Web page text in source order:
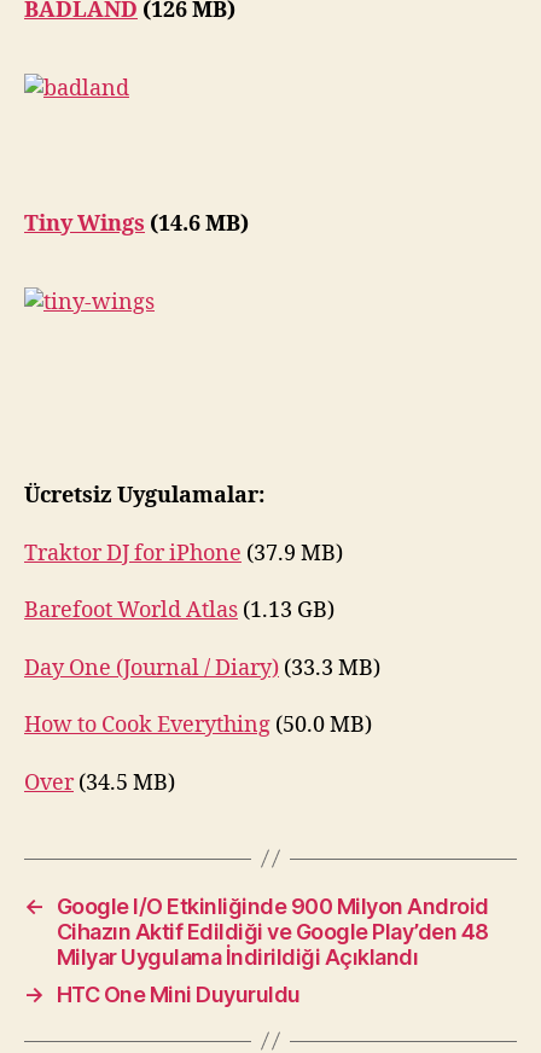
BADLAND (126 MB)
Tiny Wings (14.6 MB)
Ücretsiz Uygulamalar:
Traktor DJ for iPhone (37.9 MB)
Barefoot World Atlas (1.13 GB)
Day One (Journal / Diary) (33.3 MB)
How to Cook Everything (50.0 MB)
Over(34.5 MB)
←
Google I/O Etkinliğinde 900 Milyon Android
Cihazın Aktif Edildiği ve Google Play’den 48
Milyar Uygulama İndirildiği Açıklandı
→
HTC One Mini Duyuruldu